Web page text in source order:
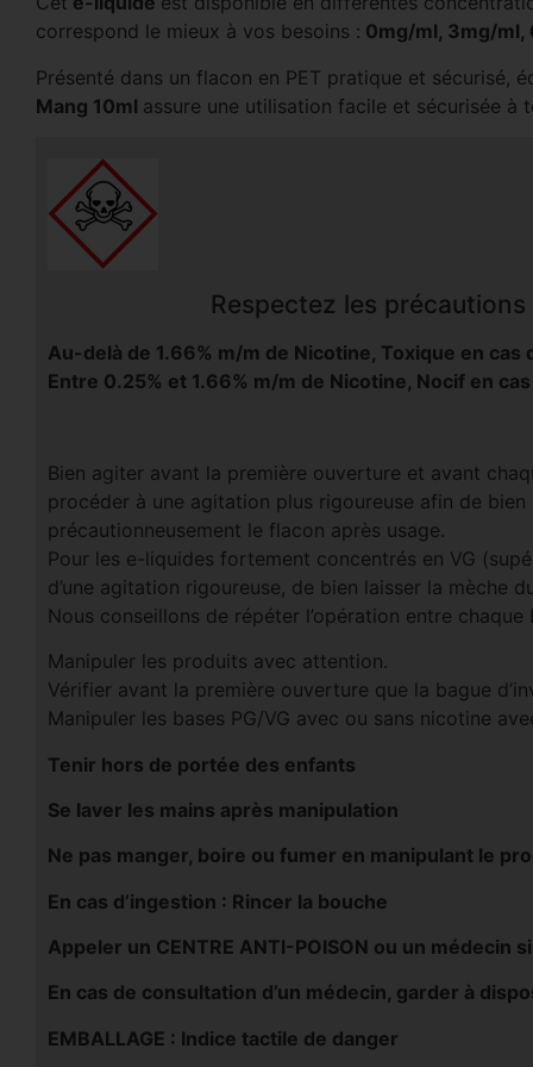
correspond le mieux à vos besoins : 0mg/ml, 3mg/ml,
Présenté dans un flacon en PET pratique et sécurisé,
Mang 10ml assure une utilisation facile et sécurisée à
Respectez les
Au-delà de 1.66% m/m de Nicotine, Toxique en cas
Entre 0.25% et 1.66% m/m de Nicotine, Nocif en
Bien agiter avant la première ouverture et avant
procéder à une agitation plus rigoureuse afin de bien
précautionneusement le flacon après usage.
Pour les e-liquides fortement concentrés en VG
d’une agitation rigoureuse, de bien laisser la mèche
Nous conseillons de répéter l’opération entre
Manipuler les produits avec attention.
Vérifier avant la première ouverture que la bague
Manipuler les bases PG/VG avec ou sans nicotine
Tenir hors de portée des enfants
Se laver les mains après manipulation
Ne pas manger, boire ou fumer en manipulant le
En cas d’ingestion : Rincer la bouche
Appeler un CENTRE ANTI-POISON ou un médecin
En cas de consultation d’un médecin, garder à
EMBALLAGE : Indice tactile de danger